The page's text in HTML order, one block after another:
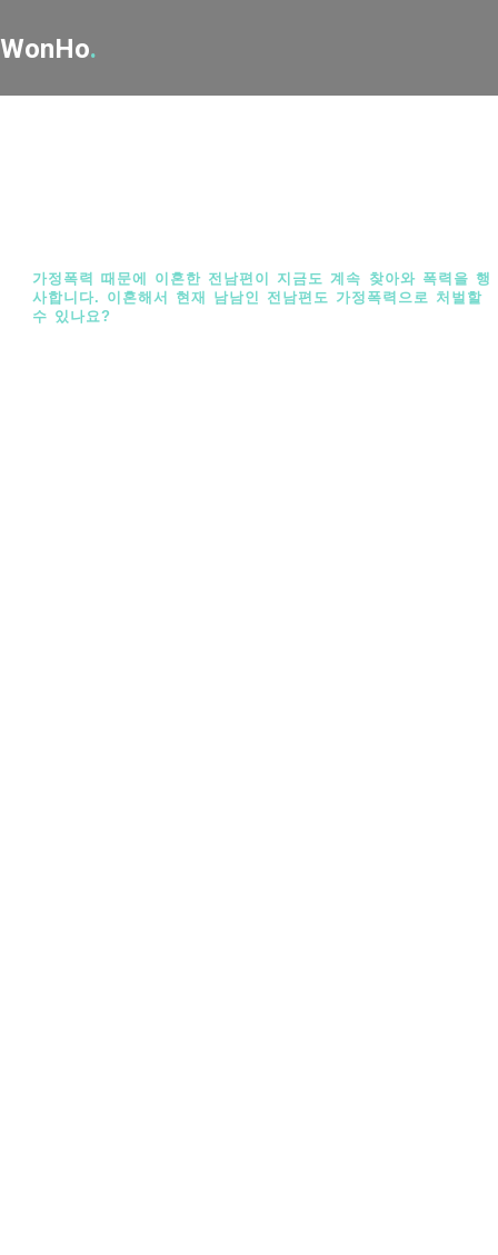
WonHo.
가정폭력 때문에 이혼한 전남편이 지금도 계속 찾아와 폭력을 행
사합니다. 이혼해서 현재 남남인 전남편도 가정폭력으로 처벌할
수 있나요?